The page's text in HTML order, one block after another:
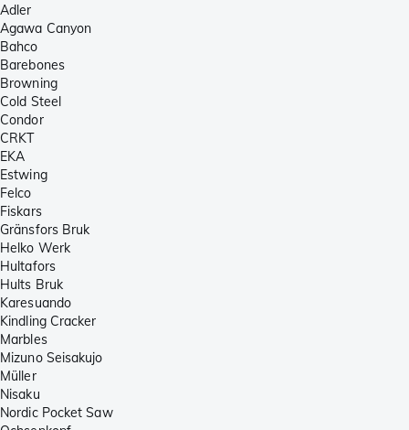
Adler
Agawa Canyon
Bahco
Barebones
Browning
Cold Steel
Condor
CRKT
EKA
Estwing
Felco
Fiskars
Gränsfors Bruk
Helko Werk
Hultafors
Hults Bruk
Karesuando
Kindling Cracker
Marbles
Mizuno Seisakujo
Müller
Nisaku
Nordic Pocket Saw